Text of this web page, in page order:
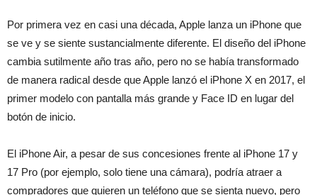
Por primera vez en casi una década, Apple lanza un iPhone que
se ve y se siente sustancialmente diferente. El diseño del iPhone
cambia sutilmente año tras año, pero no se había transformado
de manera radical desde que Apple lanzó el iPhone X en 2017, el
primer modelo con pantalla más grande y Face ID en lugar del
botón de inicio.
El iPhone Air, a pesar de sus concesiones frente al iPhone 17 y
17 Pro (por ejemplo, solo tiene una cámara), podría atraer a
compradores que quieren un teléfono que se sienta nuevo, pero